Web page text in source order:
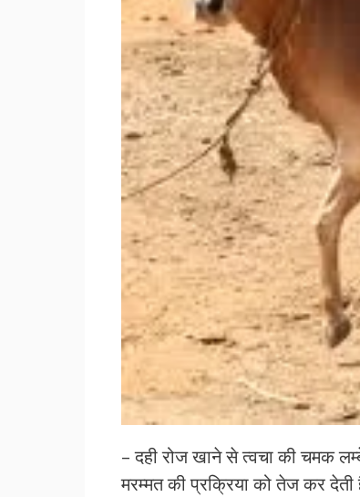
– दही रोज खाने से त्वचा की चमक
मरम्मत की प्रक्रिया को तेज कर